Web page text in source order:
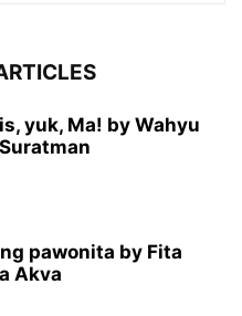
yuk, Ma! by Wahyu
pawonita by Fita
Akva